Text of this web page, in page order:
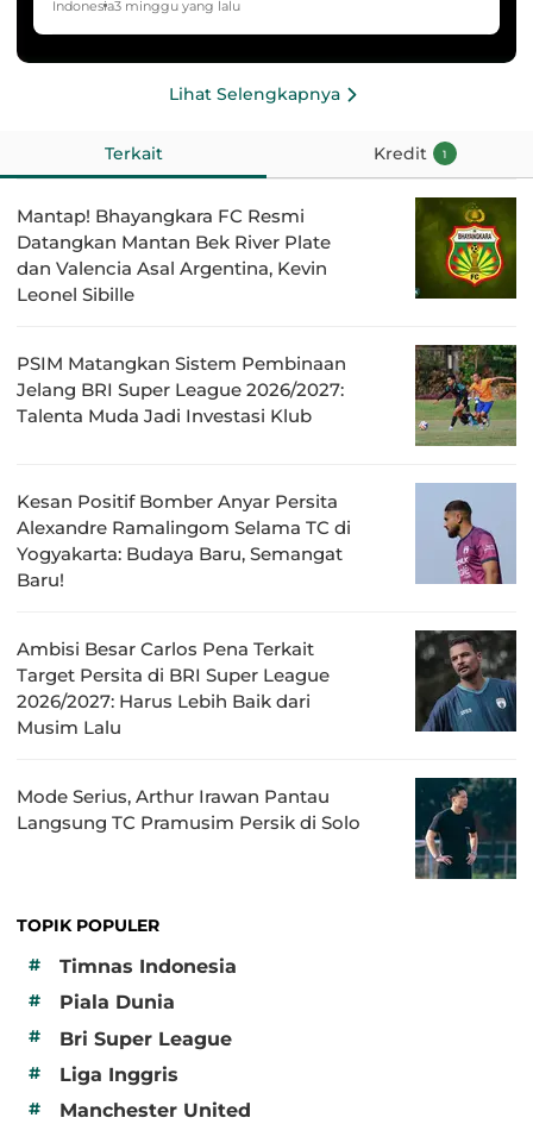
HYDROPLUS Soccer League
Indonesia3 minggu yang lalu
Lihat Selengkapnya
Terkait Kredit 1
Mantap! Bhayangkara FC Resmi
Datangkan Mantan Bek River Plate
dan Valencia Asal Argentina, Kevin
Leonel Sibille
PSIM Matangkan Sistem Pembinaan
Jelang BRI Super League 2026/2027:
Talenta Muda Jadi Investasi Klub
Kesan Positif Bomber Anyar Persita
Alexandre Ramalingom Selama TC di
Yogyakarta: Budaya Baru, Semangat
Baru!
Ambisi Besar Carlos Pena Terkait
Target Persita di BRI Super League
2026/2027: Harus Lebih Baik dari
Musim Lalu
Mode Serius, Arthur Irawan Pantau
Langsung TC Pramusim Persik di Solo
TOPIK POPULER
#
Timnas Indonesia
# Piala Dunia
# Bri Super League
# Liga Inggris
# Manchester United